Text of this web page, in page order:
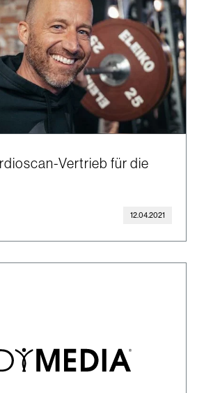
Vertrieb für die
12.04.2021